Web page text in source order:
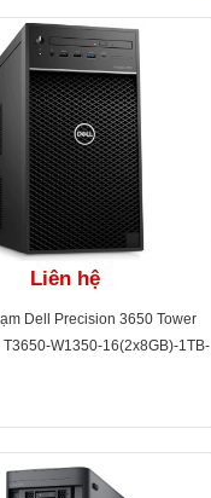
Liên hệ
Dell Precision 3650 Tower
T3650-W1350-16(2x8GB)-1TB-